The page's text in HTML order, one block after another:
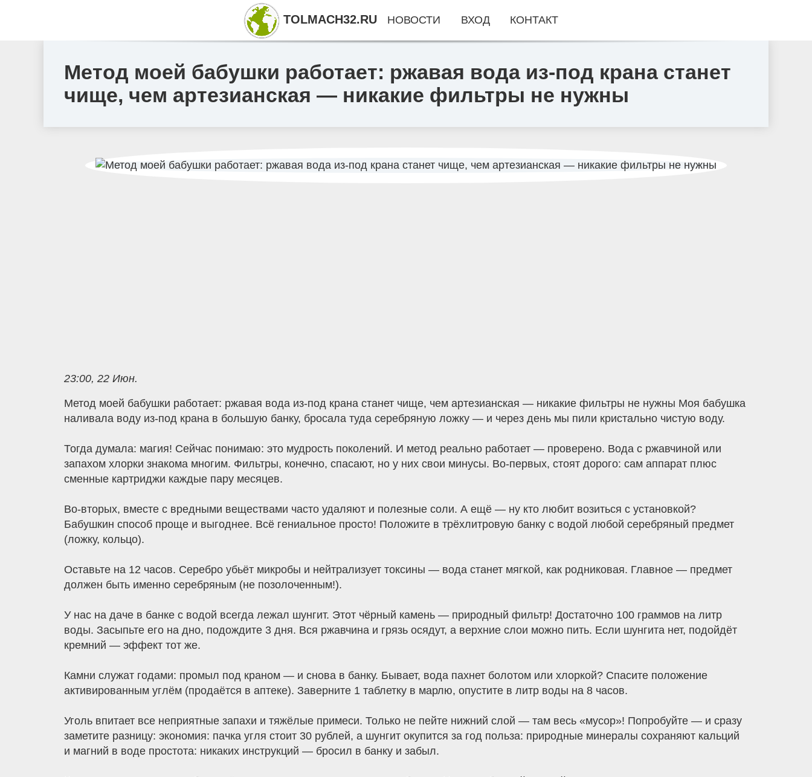
Метод моей бабушки работает: ржавая вода из-под крана станет
чище, чем артезианская — никакие фильтры не нужны
23:00, 22 Июн.
Метод моей бабушки работает: ржавая вода из-под крана станет чище, чем артезианская — никакие фильтры не нужны Моя бабушка
наливала воду из-под крана в большую банку, бросала туда серебряную ложку — и через день мы пили кристально чистую воду.
Тогда думала: магия! Сейчас понимаю: это мудрость поколений. И метод реально работает — проверено. Вода с ржавчиной или
запахом хлорки знакома многим. Фильтры, конечно, спасают, но у них свои минусы. Во-первых, стоят дорого: сам аппарат плюс
сменные картриджи каждые пару месяцев.
Во-вторых, вместе с вредными веществами часто удаляют и полезные соли. А ещё — ну кто любит возиться с установкой?
Бабушкин способ проще и выгоднее. Всё гениальное просто! Положите в трёхлитровую банку с водой любой серебряный предмет
(ложку, кольцо).
Оставьте на 12 часов. Серебро убьёт микробы и нейтрализует токсины — вода станет мягкой, как родниковая. Главное — предмет
должен быть именно серебряным (не позолоченным!).
У нас на даче в банке с водой всегда лежал шунгит. Этот чёрный камень — природный фильтр! Достаточно 100 граммов на литр
воды. Засыпьте его на дно, подождите 3 дня. Вся ржавчина и грязь осядут, а верхние слои можно пить. Если шунгита нет, подойдёт
кремний — эффект тот же.
Камни служат годами: промыл под краном — и снова в банку. Бывает, вода пахнет болотом или хлоркой? Спасите положение
активированным углём (продаётся в аптеке). Заверните 1 таблетку в марлю, опустите в литр воды на 8 часов.
Уголь впитает все неприятные запахи и тяжёлые примеси. Только не пейте нижний слой — там весь «мусор»! Попробуйте — и сразу
заметите разницу: экономия: пачка угля стоит 30 рублей, а шунгит окупится за год польза: природные минералы сохраняют кальций
и магний в воде простота: никаких инструкций — бросил в банку и забыл.
TOLMACH32.RU НОВОСТИ ВХОД КОНТАКТ